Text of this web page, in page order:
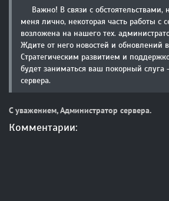
Важно! В связи с обстоятельствами,
меня лично, некоторая часть работы с
возложена на нашего тех.
Ждите от него новостей и обновлений
Стратегическим развитием и
будет заниматься ваш покорный слуга
сервера.
С уважением, Администратор сервера.
Комментарии: